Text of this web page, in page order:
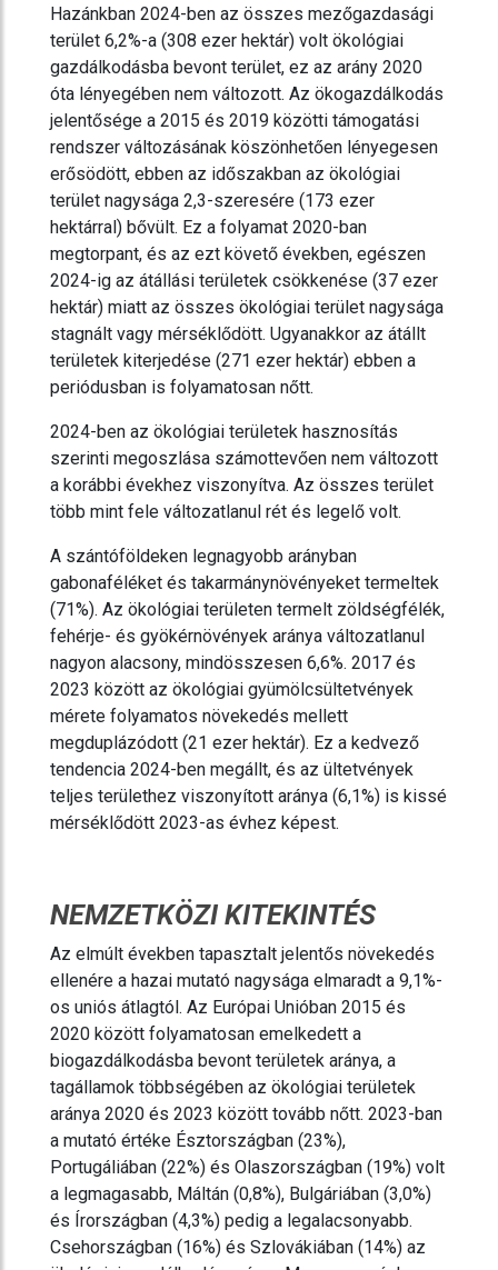
Hazánkban 2024-ben az összes mezőgazdasági
terület 6,2%-a (308 ezer hektár) volt ökológiai
gazdálkodásba bevont terület, ez az arány 2020
óta lényegében nem változott. Az ökogazdálkodás
jelentősége a 2015 és 2019 közötti támogatási
rendszer változásának köszönhetően lényegesen
erősödött, ebben az időszakban az ökológiai
terület nagysága 2,3-szeresére (173 ezer
hektárral) bővült. Ez a folyamat 2020-ban
megtorpant, és az ezt követő években, egészen
2024-ig az átállási területek csökkenése (37 ezer
hektár) miatt az összes ökológiai terület nagysága
stagnált vagy mérséklődött. Ugyanakkor az átállt
területek kiterjedése (271 ezer hektár) ebben a
periódusban is folyamatosan nőtt.
2024-ben az ökológiai területek hasznosítás
szerinti megoszlása számottevően nem változott
a korábbi évekhez viszonyítva. Az összes terület
több mint fele változatlanul rét és legelő volt.
A szántóföldeken legnagyobb arányban
gabonaféléket és takarmánynövényeket termeltek
(71%). Az ökológiai területen termelt zöldségfélék,
fehérje- és gyökérnövények aránya változatlanul
nagyon alacsony, mindösszesen 6,6%. 2017 és
2023 között az ökológiai gyümölcsültetvények
mérete folyamatos növekedés mellett
megduplázódott (21 ezer hektár). Ez a kedvező
tendencia 2024-ben megállt, és az ültetvények
teljes területhez viszonyított aránya (6,1%) is kissé
mérséklődött 2023-as évhez képest.
NEMZETKÖZI KITEKINTÉS
Az elmúlt években tapasztalt jelentős növekedés
ellenére a hazai mutató nagysága elmaradt a 9,1%-
os uniós átlagtól. Az Európai Unióban 2015 és
2020 között folyamatosan emelkedett a
biogazdálkodásba bevont területek aránya, a
tagállamok többségében az ökológiai területek
aránya 2020 és 2023 között tovább nőtt. 2023-ban
a mutató értéke Észtországban (23%),
Portugáliában (22%) és Olaszországban (19%) volt
a legmagasabb, Máltán (0,8%), Bulgáriában (3,0%)
és Írországban (4,3%) pedig a legalacsonyabb.
Csehországban (16%) és Szlovákiában (14%) az